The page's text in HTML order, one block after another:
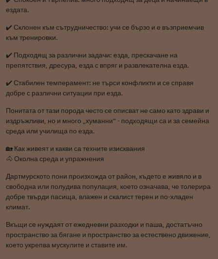
ездата.
✔️ Склонен към сътрудничество: учи се бързо и е възприемчив
към тренировки.
✔️ Подходящ за различни задачи: езда, прескачане на
препятствия, дресура, езда с впряг и развлекателна езда.
✔️ Стабилен темперамент: не търси конфликти и се справя
добре с различни ситуации при езда.
Понитата от тази порода често се описват не само като здрави и
издръжливи, но и много „хуманни" - подходящи са и за семейна
среда или училища по езда.
🏡 Как живеят и какви са техните изисквания
🐴 Околна среда и упражнения
Дартмурското пони произхожда от район, където е живяло и в
свободна или полудива популация, което означава, че толерира
добре твърди пасища, влажен и скалист терен и по-хладен
климат.
Вкъщи се нуждаят от ежедневни разходки и паша, достатъчно
пространство за бягане и пространство за естествено движение,
което укрепва мускулите и ставите им.